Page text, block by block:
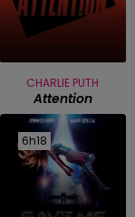
CHARLIE PUTH
Attention
6h18
6h18